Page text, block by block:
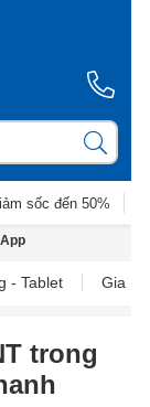
sốc đến 50%
App
- Tablet Gia
trong